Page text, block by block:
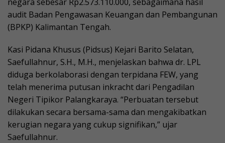
audit Badan Pengawasan Keuangan dan Pembangunan
(BPKP) Kalimantan Tengah.
Kasi Pidana Khusus (Pidsus) Kejari Barito Selatan,
Saefullahnur, S.H., M.H., menjelaskan bahwa dr. LPL
diduga berkolaborasi dengan terpidana FEW, yang
telah menerima putusan inkracht dari Pengadilan
Negeri Tipikor Palangkaraya. “Perbuatan tersebut
dilakukan secara bersama-sama dan mengakibatkan
kerugian negara yang cukup signifikan,” ujar
Saefullahnur.